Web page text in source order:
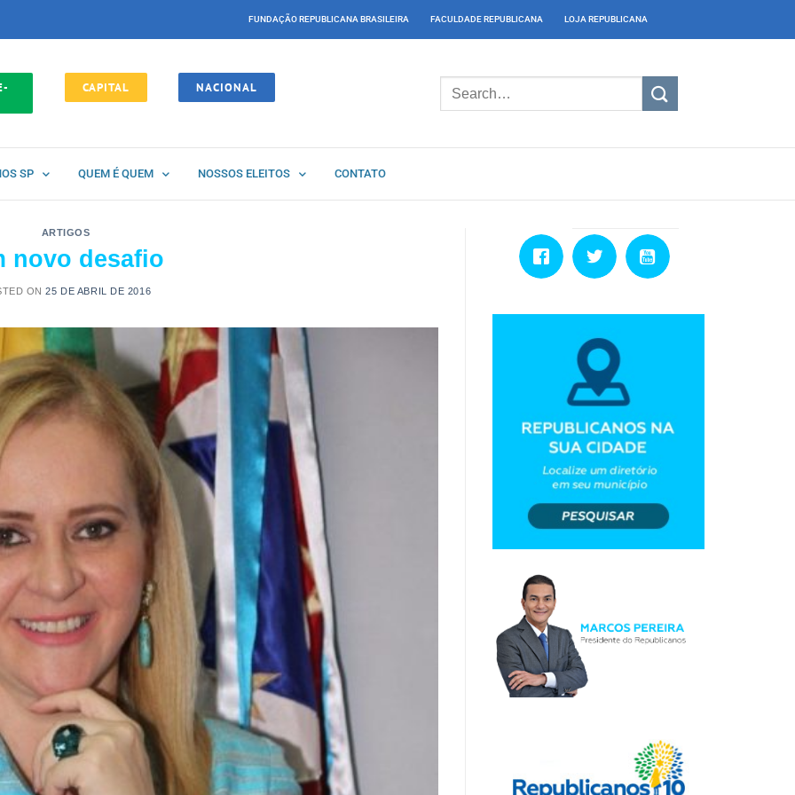
FUNDAÇÃO REPUBLICANA BRASILEIRA FACULDADE REPUBLICANA LOJA REPUBLICANA
CAPITAL NACIONAL
SP QUEM É QUEM NOSSOS ELEITOS CONTATO
ARTIGOS
novo desafio
ON25 DE ABRIL DE 2016